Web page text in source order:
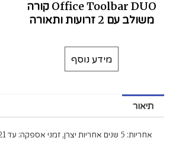
Office Toolbar DUO קורה
משולב עם 2 זרועות ותאורה
מידע נוסף
תיאור
אחריות: 5 שנים אחריות יצרן, זמני אספקה: עד 21 ימי עסקים. עומד בתקן הבטיחות GS.